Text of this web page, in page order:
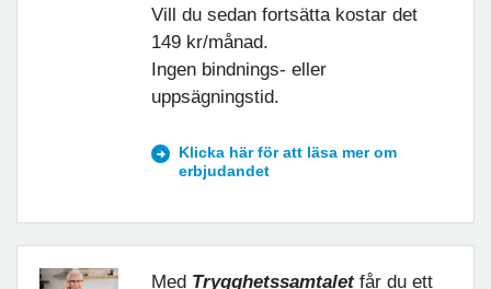
Vill du sedan fortsätta kostar det
149 kr/månad.
Ingen bindnings- eller
uppsägningstid.
Klicka här för att läsa mer om
erbjudandet
Med Trygghetssamtalet får du ett